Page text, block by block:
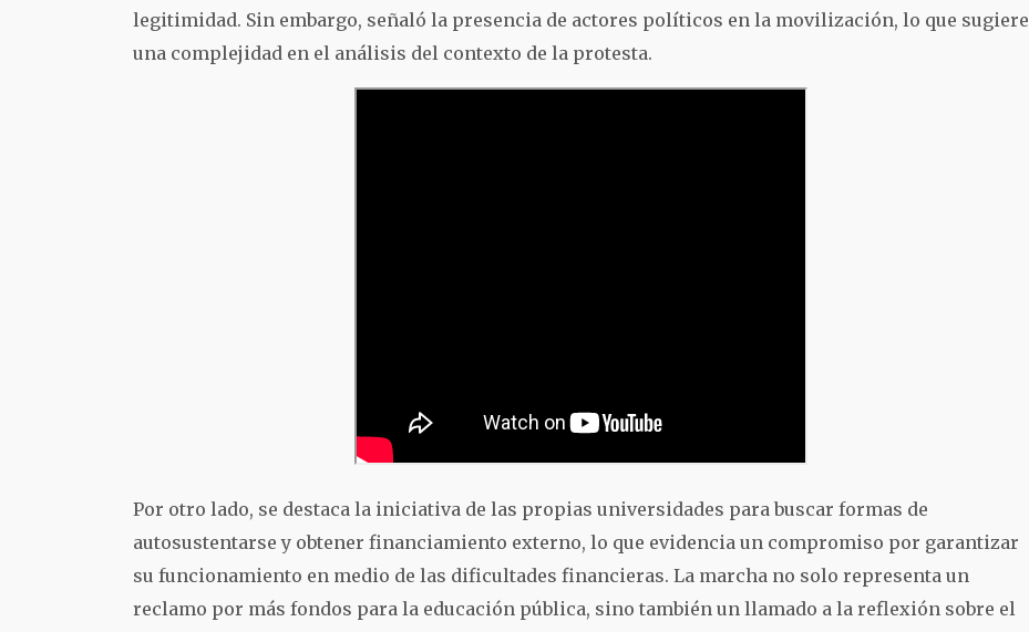
legitimidad. Sin embargo, señaló la presencia de actores políticos en la movilización, lo que sugiere
una complejidad en el análisis del contexto de la protesta.
Por otro lado, se destaca la iniciativa de las propias universidades para buscar formas de
autosustentarse y obtener financiamiento externo, lo que evidencia un compromiso por garantizar
su funcionamiento en medio de las dificultades financieras. La marcha no solo representa un
reclamo por más fondos para la educación pública, sino también un llamado a la reflexión sobre el